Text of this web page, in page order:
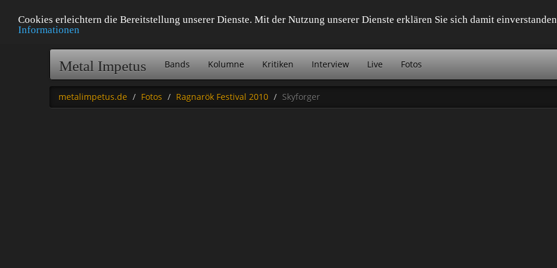
Cookies erleichtern die Bereitstellung unserer Dienste. Mit der Nutzung unserer Dienste erklären Sie sich damit
Informationen
Metal Impetus Bands Kolumne Kritiken Interview Live Fotos
metalimpetus.de Fotos Ragnarök Festival 2010 Skyforger